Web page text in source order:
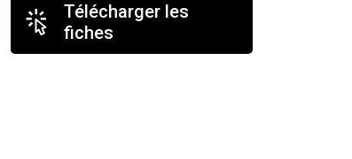
Télécharger les
fiches